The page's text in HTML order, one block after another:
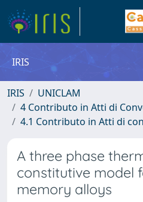
IRIS
IRIS
UNICLAM
4 Contributo in Atti di
4.1 Contributo in Atti di
A three phase
constitutive model
memory alloys